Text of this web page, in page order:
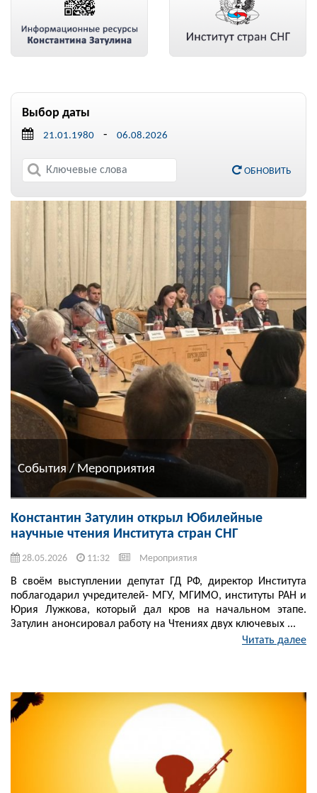
Выбор даты
-
ОБНОВИТЬ
События / Мероприятия
Константин Затулин открыл Юбилейные
научные чтения Института стран СНГ
28.05.2026 11:32 Мероприятия
В своём выступлении депутат ГД РФ, директор Института
поблагодарил учредителей- МГУ, МГИМО, институты РАН и
Юрия Лужкова, который дал кров на начальном этапе.
Затулин анонсировал работу на Чтениях двух ключевых ...
Читать далее